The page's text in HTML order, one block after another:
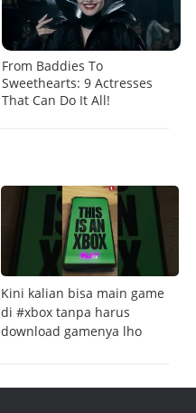
Kini kalian bisa main game
di #xbox tanpa harus
download gamenya lho